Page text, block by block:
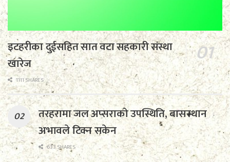
इटहरीका दुईसहित सात वटा सहकारी संस्था
खारेज
1111 SHARES
तरहरामा जल अप्सराको उपस्थिति, बासस्थान
अभावले टिक्न सकेन
633 SHARES